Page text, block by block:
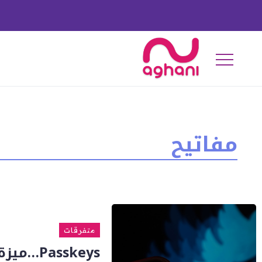
مفاتيح
متفرقات
Passkeys…ميزة مفاتيح المرور الجديدة في إكس